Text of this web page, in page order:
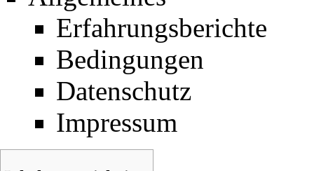
Erfahrungsberichte
Bedingungen
Datenschutz
Impressum